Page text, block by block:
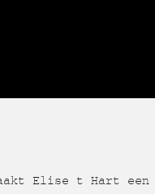
Elise t Hart